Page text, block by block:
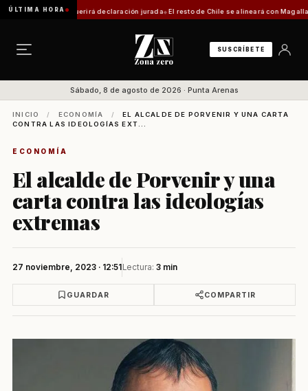
ÚLTIMA HORA
trámite requerirá declaración jurada El resto de Chile se alineará con Magallanes:
SUSCRÍBETE
Sábado, 8 de agosto de 2026 · Punta Arenas
INICIO / ECONOMÍA /
EL ALCALDE DE PORVENIR Y UNA CARTA
CONTRA LAS IDEOLOGÍAS EXT...
ECONOMÍA
El alcalde de Porvenir y una
carta contra las ideologías
extremas
27 noviembre, 2023 · 12:51Lectura: 3 min
GUARDAR COMPARTIR